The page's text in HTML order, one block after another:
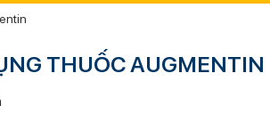
THUỐC AUGMENTIN